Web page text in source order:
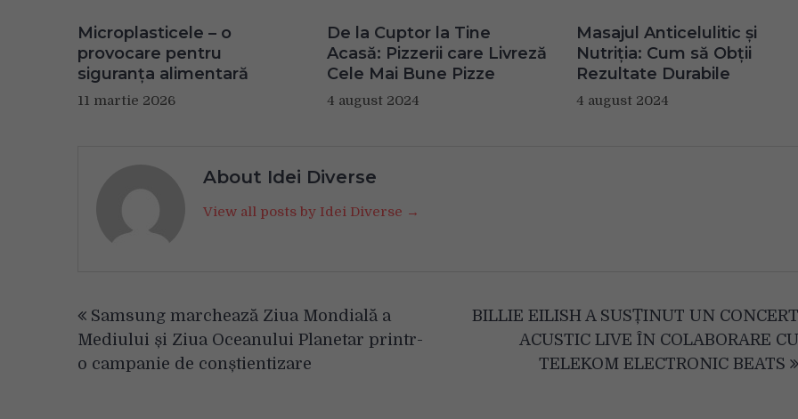
Microplasticele – o
provocare pentru
siguranța alimentară
11 martie 2026
De la Cuptor la Tine
Acasă: Pizzerii care Livreză
Cele Mai Bune Pizze
4 august 2024
Masajul Anticelulitic și
Nutriția: Cum să Obții
Rezultate Durabile
4 august 2024
About Idei Diverse
View all posts by Idei Diverse →
în
articole
Samsung marchează Ziua Mondială a
Mediului și Ziua Oceanului Planetar printr-
o campanie de conștientizare
BILLIE EILISH A SUSȚINUT UN CONCERT
ACUSTIC LIVE ÎN COLABORARE CU
TELEKOM ELECTRONIC BEATS